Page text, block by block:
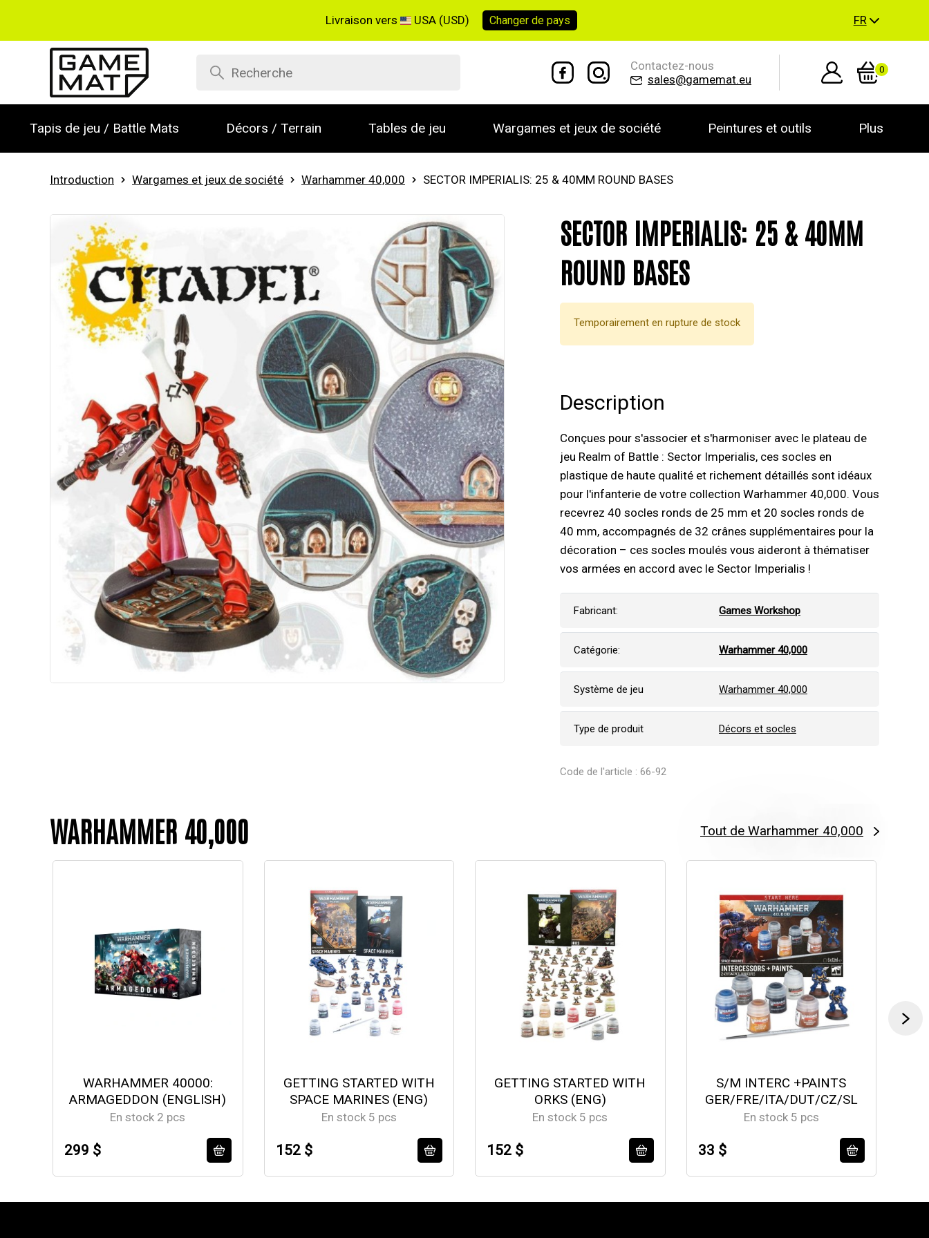
Livraison vers USA (USD) Changer depays FR
Contactez-nous
sales@gamemat.eu
0
Tapis de jeu / Battle Mats Décors / Terrain Tables de jeu Wargames et jeux de société Peintures et outils Plus
Introduction Wargames et jeux de société Warhammer 40,000 SECTOR IMPERIALIS: 25 & 40MM ROUND BASES
SECTOR IMPERIALIS: 25 & 40MM
ROUND BASES
Temporairement en rupture de stock
Description
Conçues pour s'associer et s'harmoniser avec le plateau de
jeu Realm of Battle : Sector Imperialis, ces socles en
plastique de haute qualité et richement détaillés sont idéaux
pour l'infanterie de votre collection Warhammer 40,000. Vous
recevrez 40 socles ronds de 25 mm et 20 socles ronds de
40 mm, accompagnés de 32 crânes supplémentaires pour la
décoration – ces socles moulés vous aideront à thématiser
vos armées en accord avec le Sector Imperialis !
Fabricant: Games Workshop
Catégorie: Warhammer 40,000
Système de jeu Warhammer 40,000
Type de produit Décors et socles
Code de l'article : 66-92
WARHAMMER 40,000 Tout de Warhammer 40,000
WARHAMMER 40000:
ARMAGEDDON (ENGLISH)
En stock 2 pcs
299 $
GETTING STARTED WITH
SPACE MARINES (ENG)
En stock 5 pcs
152 $
GETTING STARTED WITH
ORKS (ENG)
En stock 5 pcs
152 $
S/M INTERC +PAINTS
GER/FRE/ITA/DUT/CZ/SL
En stock 5 pcs
33 $